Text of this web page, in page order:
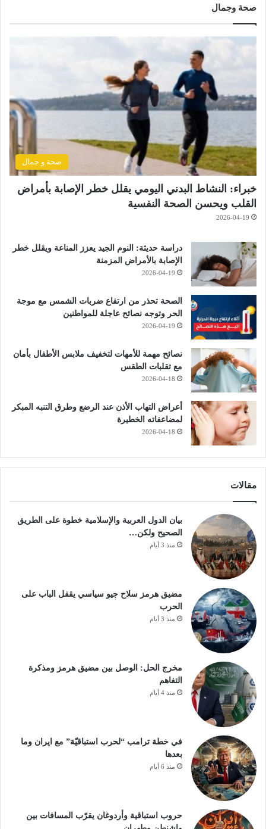
صحة وجمال
صحة و جمال
خبراء: النشاط البدني اليومي يقلل خطر الإصابة بأمراض
القلب ويحسن الصحة النفسية
2026-04-19
دراسة حديثة: النوم الجيد يعزز المناعة ويقلل خطر
الإصابة بالأمراض المزمنة
2026-04-19
الصحة تحذر من ارتفاع ضربات الشمس مع موجة
الحر وتوجه نصائح عاجلة للمواطنين
2026-04-19
نصائح مهمة للأمهات لتخفيف ملابس الأطفال بأمان
مع تقلبات الطقس
2026-04-18
أعراض التهاب الأذن عند الرضع وطرق التنبه المبكر
لمضاعفاته الخطيرة
2026-04-18
مقالات
بيان الدول العربية والإسلامية خطوة على الطريق
الصحيح ولكن…
منذ 3 أيام
مضيق هرمز سلاح جيو سياسي يقفل الباب على
الحرب
منذ 3 أيام
مخرج الحل: الوصل بين مضيق هرمز ومذكرة
التفاهم
منذ 4 أيام
في خطة ترامب “لحرب استباقيّة” مع ايران وما
بعدها
منذ 6 أيام
حروب استباقية وأردوغان يقرّب المسافات بين